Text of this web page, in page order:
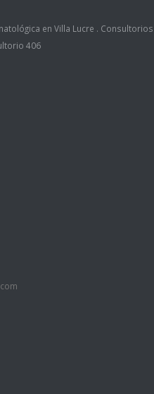
en Villa Lucre . Consultorios
406